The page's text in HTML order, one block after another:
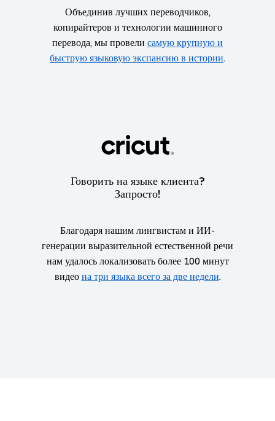
Объединив лучших переводчиков,
копирайтеров и технологии машинного
перевода, мы провели самую крупную и
быструю языковую экспансию в истории.
Говорить на языке клиента?
Запросто!
Благодаря нашим лингвистам и ИИ-
генерации выразительной естественной речи
нам удалось локализовать более 100 минут
видео на три языка всего за две недели.